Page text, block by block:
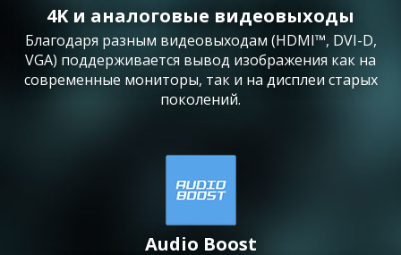
4K и аналоговые видеовыходы
Благодаря разным видеовыходам (HDMI™, DVI-D,
VGA) поддерживается вывод изображения как на
современные мониторы, так и на дисплеи старых
поколений.
Audio Boost